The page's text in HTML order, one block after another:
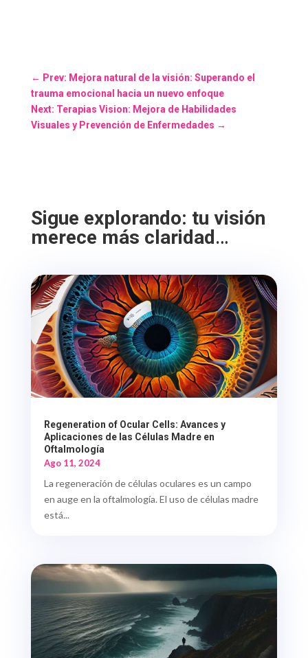
← Prev: Mejora natural de la visión: Superando el
trauma emocional hacia un nuevo enfoque
Next: Terapias Vision: Mejora de Habilidades
Visuales y Prevención de Enfermedades →
Sigue explorando: tu visión
merece más claridad…
Regeneration of Ocular Cells: Avances y
Aplicaciones de las Células Madre en
Oftalmología
Ago 11, 2024
La regeneración de células oculares es un campo
en auge en la oftalmología. El uso de células madre
está...